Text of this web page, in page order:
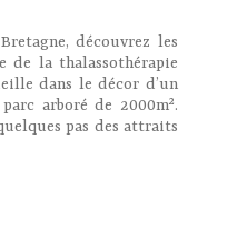
découvrez les
de la thalassothérapie
dans le décor d’un
arboré de 2000m².
pas des attraits